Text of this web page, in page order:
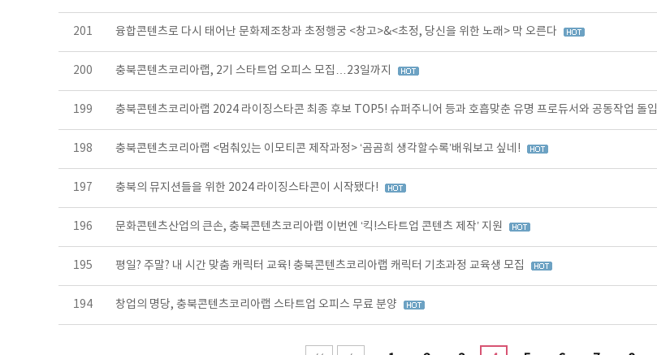
201 융합콘텐츠로 다시 태어난 문화제조창과 초정행궁 <창고>&<초정, 당신을 위한 노래> 막 오른다
200 충북콘텐츠코리아랩, 2기 스타트업 오피스 모집…23일까지
199 충북콘텐츠코리아랩 2024 라이징스타콘 최종 후보 TOP5! 슈퍼주니어 등과 호흡맞춘 유명 프로듀서와 공동작업 돌입
198 충북콘텐츠코리아랩 <멈춰있는 이모티콘 제작과정> ‘곰곰희 생각할수록’배워보고 싶네!
197 충북의 뮤지션들을 위한 2024 라이징스타콘이 시작됐다!
196 문화콘텐츠산업의 큰손, 충북콘텐츠코리아랩 이번엔 ‘킥!스타트업 콘텐츠 제작’ 지원
195 평일? 주말? 내 시간 맞춤 캐릭터 교육! 충북콘텐츠코리아랩 캐릭터 기초과정 교육생 모집
194 창업의 명당, 충북콘텐츠코리아랩 스타트업 오피스 무료 분양